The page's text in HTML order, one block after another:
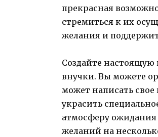
прекрасная
стремиться к их
желания и
Создайте
внучки. Вы можете
может написать
украсить
атмосферу
желаний на